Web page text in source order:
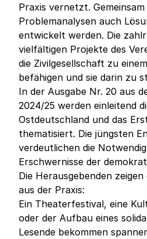
Praxis vernetzt.
Problemanalysen auch
entwickelt werden. Die
vielfältigen Projekte des
die Zivilgesellschaft zu
befähigen und sie darin zu
In der Ausgabe Nr. 20 aus
2024/25 werden einleitend
Ostdeutschland und das
thematisiert. Die jüngsten
verdeutlichen die
Erschwernisse der
Die Herausgebenden
aus der Praxis:
Ein Theaterfestival, eine
oder der Aufbau eines
Lesende bekommen